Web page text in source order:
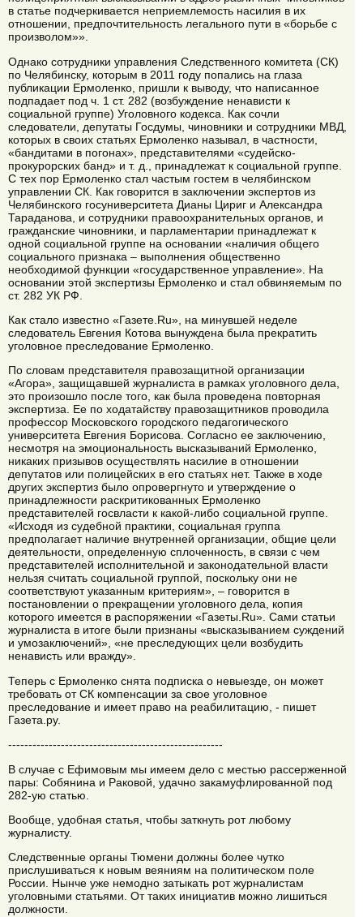
в статье подчеркивается неприемлемость насилия в их
отношении, предпочтительность легального пути в «борьбе с
произволом»».
Однако сотрудники управления Следственного комитета (СК)
по Челябинску, которым в 2011 году попались на глаза
публикации Ермоленко, пришли к выводу, что написанное
подпадает под ч. 1 ст. 282 (возбуждение ненависти к
социальной группе) Уголовного кодекса. Как сочли
следователи, депутаты Госдумы, чиновники и сотрудники МВД,
которых в своих статьях Ермоленко называл, в частности,
«бандитами в погонах», представителями «судейско-
прокурорских банд» и т. д., принадлежат к социальной группе.
С тех пор Ермоленко стал частым гостем в челябинском
управлении СК. Как говорится в заключении экспертов из
Челябинского госуниверситета Дианы Цириг и Александра
Тараданова, и сотрудники правоохранительных органов, и
гражданские чиновники, и парламентарии принадлежат к
одной социальной группе на основании «наличия общего
социального признака – выполнения общественно
необходимой функции «государственное управление». На
основании этой экспертизы Ермоленко и стал обвиняемым по
ст. 282 УК РФ.
Как стало известно «Газете.Ru», на минувшей неделе
следователь Евгения Котова вынуждена была прекратить
уголовное преследование Ермоленко.
По словам представителя правозащитной организации
«Агора», защищавшей журналиста в рамках уголовного дела,
это произошло после того, как была проведена повторная
экспертиза. Ее по ходатайству правозащитников проводила
профессор Московского городского педагогического
университета Евгения Борисова. Согласно ее заключению,
несмотря на эмоциональность высказываний Ермоленко,
никаких призывов осуществлять насилие в отношении
депутатов или полицейских в его статьях нет. Также в ходе
других экспертиз было опровергнуто и утверждение о
принадлежности раскритикованных Ермоленко
представителей госвласти к какой-либо социальной группе.
«Исходя из судебной практики, социальная группа
предполагает наличие внутренней организации, общие цели
деятельности, определенную сплоченность, в связи с чем
представителей исполнительной и законодательной власти
нельзя считать социальной группой, поскольку они не
соответствуют указанным критериям», – говорится в
постановлении о прекращении уголовного дела, копия
которого имеется в распоряжении «Газеты.Ru». Сами статьи
журналиста в итоге были признаны «высказыванием суждений
и умозаключений», «не преследующих цели возбудить
ненависть или вражду».
Теперь с Ермоленко снята подписка о невыезде, он может
требовать от СК компенсации за свое уголовное
преследование и имеет право на реабилитацию, - пишет
Газета.ру.
-----------------------------------------------------
В случае с Ефимовым мы имеем дело с местью рассерженной
пары: Собянина и Раковой, удачно закамуфлированной под
282-ую статью.
Вообще, удобная статья, чтобы заткнуть рот любому
журналисту.
Следственные органы Тюмени должны более чутко
прислушиваться к новым веяниям на политическом поле
России. Нынче уже немодно затыкать рот журналистам
уголовными статьями. От таких инициатив можно лишиться
должности.